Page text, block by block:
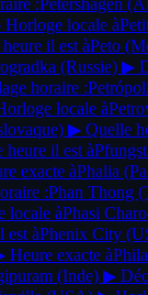
Horloge locale à
il est àPeto
(Russie) ▶
horaire :
locale à
▶ Quelle
heure il est à
exacte àPhalia
:Phan Thong
locale àPhasi
est àPhenix City
Heure exacte à
(Inde) ▶